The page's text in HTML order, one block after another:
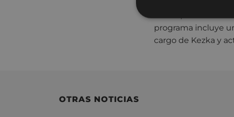
El sábado día 5
programa incluye
cargo de Kezka y
OTRAS NOTICIAS